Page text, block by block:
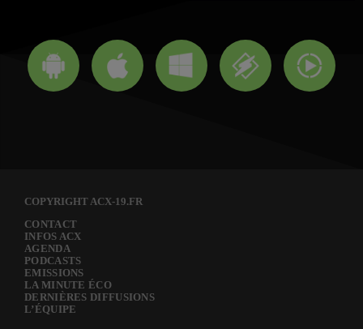
COPYRIGHT ACX-19.FR
CONTACT
INFOS ACX
AGENDA
PODCASTS
EMISSIONS
LA MINUTE ÉCO
DERNIÈRES DIFFUSIONS
L’ÉQUIPE